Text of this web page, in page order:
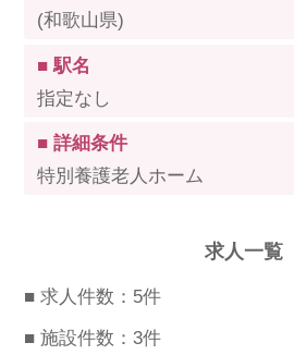
派遣で働く
介護の資格取得について
採用担当者様は
紹介会社を使うメリッ
(和歌山県)
■ 駅名
指定なし
■ 詳細条件
特別養護老人ホーム
求人一覧
■ 求人件数：5件
■ 施設件数：3件